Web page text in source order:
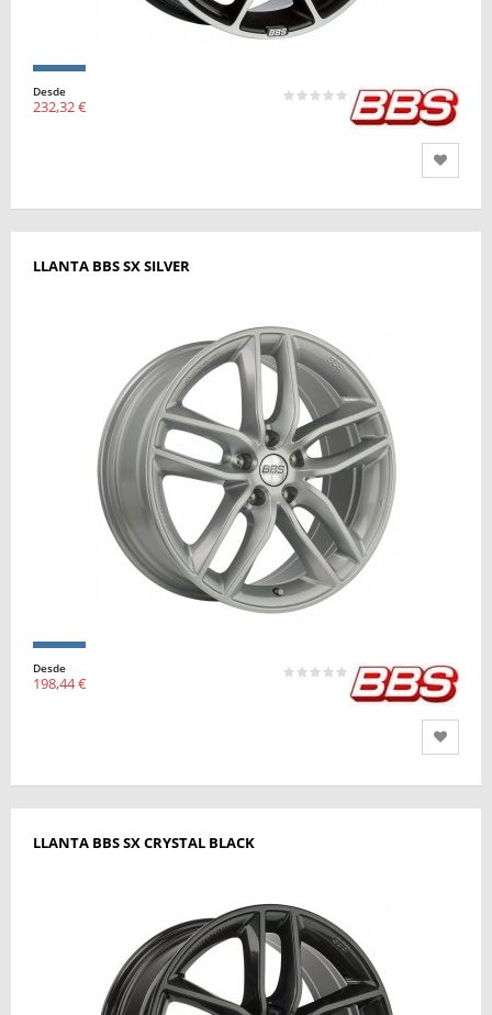
Desde
232,32 €
LLANTA BBS SX SILVER
Desde
198,44 €
LLANTA BBS SX CRYSTAL BLACK